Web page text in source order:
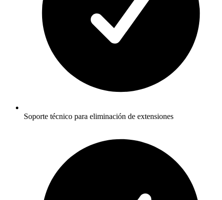
Soporte técnico para eliminación de extensiones